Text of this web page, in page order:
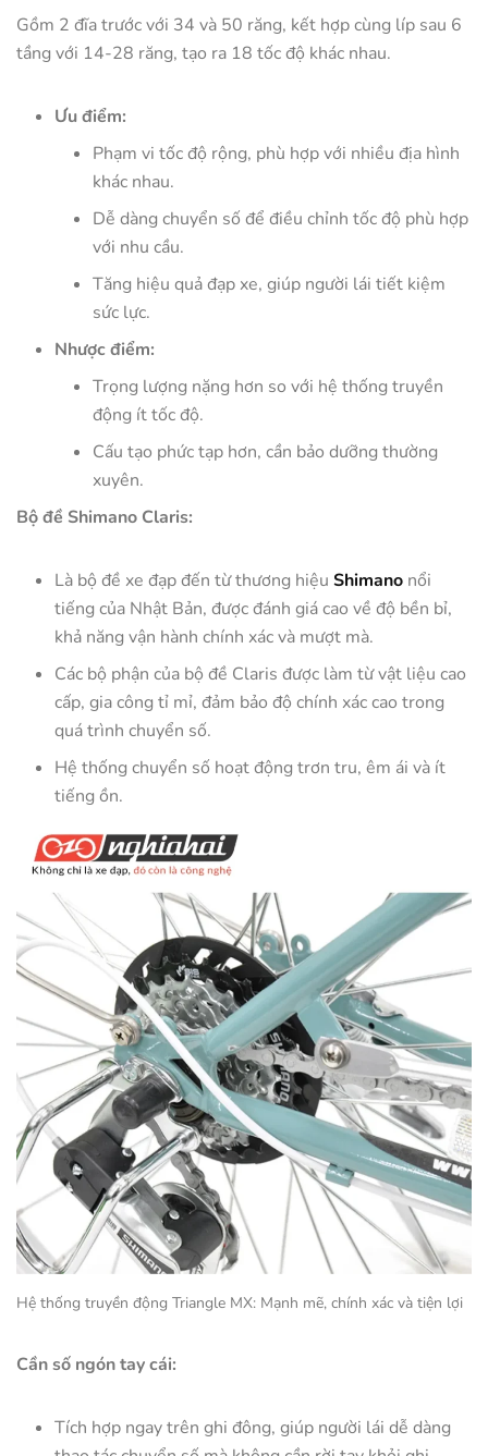
Gồm 2 đĩa trước với 34 và 50 răng, kết hợp cùng líp sau 6
tầng với 14-28 răng, tạo ra 18 tốc độ khác nhau.
Ưu điểm:
Phạm vi tốc độ rộng, phù hợp với nhiều địa hình
khác nhau.
Dễ dàng chuyển số để điều chỉnh tốc độ phù hợp
với nhu cầu.
Tăng hiệu quả đạp xe, giúp người lái tiết kiệm
sức lực.
Nhược điểm:
Trọng lượng nặng hơn so với hệ thống truyền
động ít tốc độ.
Cấu tạo phức tạp hơn, cần bảo dưỡng thường
xuyên.
Bộ đề Shimano Claris:
Là bộ đề xe đạp đến từ thương hiệu Shimano nổi
tiếng của Nhật Bản, được đánh giá cao về độ bền bỉ,
khả năng vận hành chính xác và mượt mà.
Các bộ phận của bộ đề Claris được làm từ vật liệu cao
cấp, gia công tỉ mỉ, đảm bảo độ chính xác cao trong
quá trình chuyển số.
Hệ thống chuyển số hoạt động trơn tru, êm ái và ít
tiếng ồn.
Hệ thống truyền động Triangle MX: Mạnh mẽ, chính xác và tiện lợi
Cần số ngón tay cái:
Tích hợp ngay trên ghi đông, giúp người lái dễ dàng